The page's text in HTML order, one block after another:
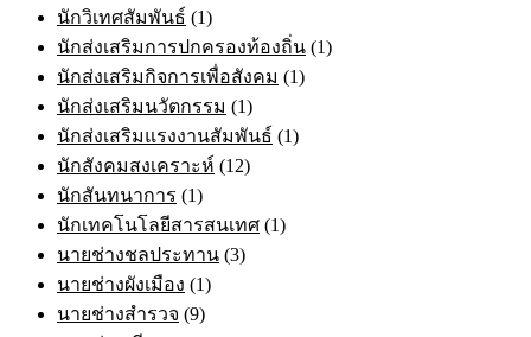
นักวิเทศสัมพันธ์ (1)
นักส่งเสริมการปกครองท้องถิ่น (1)
นักส่งเสริมกิจการเพื่อสังคม (1)
นักส่งเสริมนวัตกรรม (1)
นักส่งเสริมแรงงานสัมพันธ์ (1)
นักสังคมสงเคราะห์ (12)
นักสันทนาการ (1)
นักเทคโนโลยีสารสนเทศ (1)
นายช่างชลประทาน (3)
นายช่างผังเมือง (1)
นายช่างสำรวจ (9)